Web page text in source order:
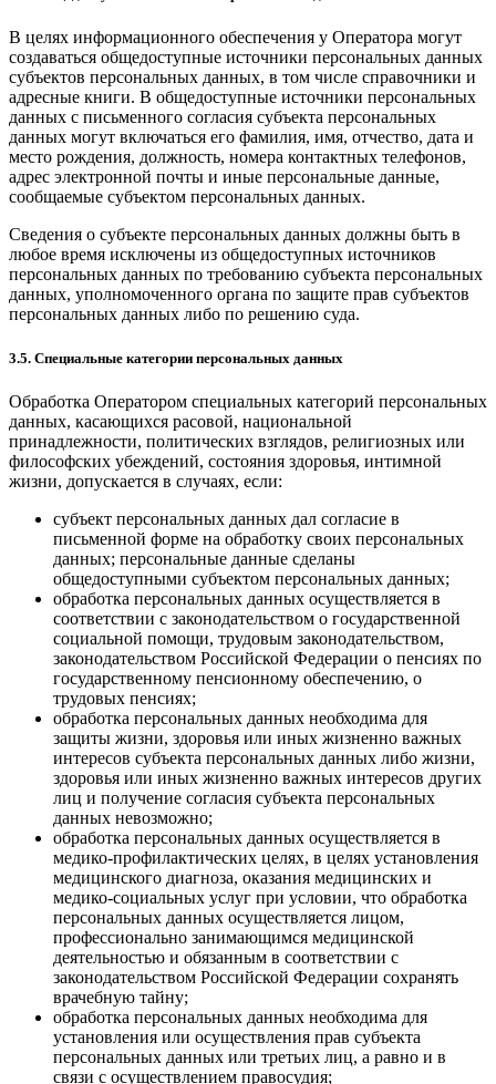
В целях информационного обеспечения у Оператора могут
создаваться общедоступные источники персональных данных
субъектов персональных данных, в том числе справочники и
адресные книги. В общедоступные источники персональных
данных с письменного согласия субъекта персональных
данных могут включаться его фамилия, имя, отчество, дата и
место рождения, должность, номера контактных телефонов,
адрес электронной почты и иные персональные данные,
сообщаемые субъектом персональных данных.
Сведения о субъекте персональных данных должны быть в
любое время исключены из общедоступных источников
персональных данных по требованию субъекта персональных
данных, уполномоченного органа по защите прав субъектов
персональных данных либо по решению суда.
3.5. Специальные категории персональных данных
Обработка Оператором специальных категорий персональных
данных, касающихся расовой, национальной
принадлежности, политических взглядов, религиозных или
философских убеждений, состояния здоровья, интимной
жизни, допускается в случаях, если:
субъект персональных данных дал согласие в
письменной форме на обработку своих персональных
данных; персональные данные сделаны
общедоступными субъектом персональных данных;
обработка персональных данных осуществляется в
соответствии с законодательством о государственной
социальной помощи, трудовым законодательством,
законодательством Российской Федерации о пенсиях по
государственному пенсионному обеспечению, о
трудовых пенсиях;
обработка персональных данных необходима для
защиты жизни, здоровья или иных жизненно важных
интересов субъекта персональных данных либо жизни,
здоровья или иных жизненно важных интересов других
лиц и получение согласия субъекта персональных
данных невозможно;
обработка персональных данных осуществляется в
медико-профилактических целях, в целях установления
медицинского диагноза, оказания медицинских и
медико-социальных услуг при условии, что обработка
персональных данных осуществляется лицом,
профессионально занимающимся медицинской
деятельностью и обязанным в соответствии с
законодательством Российской Федерации сохранять
врачебную тайну;
обработка персональных данных необходима для
установления или осуществления прав субъекта
персональных данных или третьих лиц, а равно и в
связи с осуществлением правосудия;